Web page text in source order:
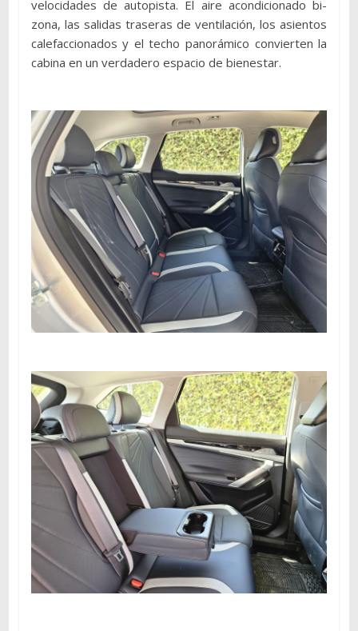
velocidades de autopista. El aire acondicionado bi-
zona, las salidas traseras de ventilación, los asientos
calefaccionados y el techo panorámico convierten la
cabina en un verdadero espacio de bienestar.